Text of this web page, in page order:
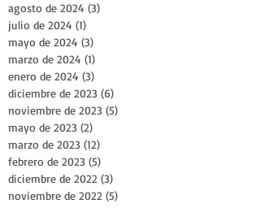
agosto de 2024 (3)
julio de 2024 (1)
mayo de 2024 (3)
marzo de 2024 (1)
enero de 2024 (3)
diciembre de 2023 (6)
noviembre de 2023 (5)
mayo de 2023 (2)
marzo de 2023 (12)
febrero de 2023 (5)
diciembre de 2022 (3)
noviembre de 2022 (5)